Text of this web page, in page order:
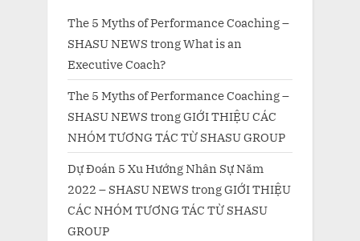
The 5 Myths of Performance Coaching –
SHASU NEWS trongWhat is an
Executive Coach?
The 5 Myths of Performance Coaching –
SHASU NEWS trongGIỚI THIỆU CÁC
NHÓM TƯƠNG TÁC TỪ SHASU GROUP
Dự Đoán 5 Xu Hướng Nhân Sự Năm
2022 – SHASU NEWS trongGIỚI THIỆU
CÁC NHÓM TƯƠNG TÁC TỪ SHASU
GROUP